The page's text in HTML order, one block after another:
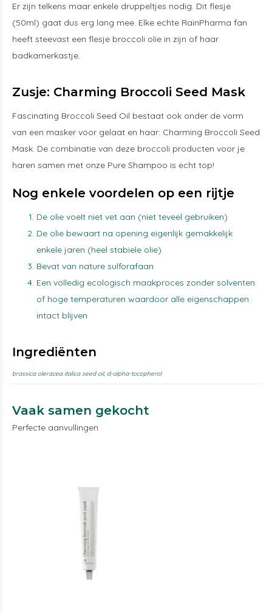
Er zijn telkens maar enkele druppeltjes nodig. Dit flesje
(50ml) gaat dus erg lang mee. Elke echte RainPharma fan
heeft steevast een flesje broccoli olie in zijn of haar
badkamerkastje.
Zusje: Charming Broccoli Seed Mask
Fascinating Broccoli Seed Oil bestaat ook onder de vorm
van een masker voor gelaat en haar: Charming Broccoli Seed
Mask. De combinatie van deze broccoli producten voor je
haren samen met onze Pure Shampoo is echt top!
Nog enkele voordelen op een rijtje
De olie voelt niet vet aan (niet teveel gebruiken)
De olie bewaart na opening eigenlijk gemakkelijk
enkele jaren (heel stabiele olie)
Bevat van nature sulforafaan
Een volledig ecologisch maakproces zonder solventen
of hoge temperaturen waardoor alle eigenschappen
intact blijven
Ingrediënten
brassica oleracea italica seed oil, d-alpha-tocopherol
Vaak samen gekocht
Perfecte aanvullingen